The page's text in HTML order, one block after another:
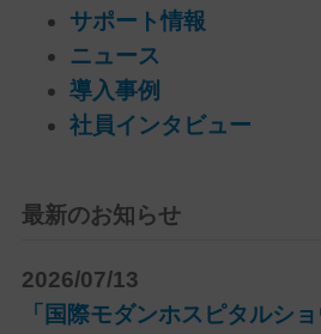
サポート情報
ニュース
導入事例
社員インタビュー
最新のお知らせ
2026/07/13
「国際モダンホスピタルシ